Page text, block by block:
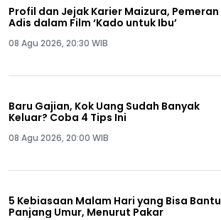
Profil dan Jejak Karier Maizura, Pemeran
Adis dalam Film ‘Kado untuk Ibu’
08 Agu 2026, 20:30 WIB
Baru Gajian, Kok Uang Sudah Banyak
Keluar? Coba 4 Tips Ini
08 Agu 2026, 20:00 WIB
5 Kebiasaan Malam Hari yang Bisa Bantu
Panjang Umur, Menurut Pakar